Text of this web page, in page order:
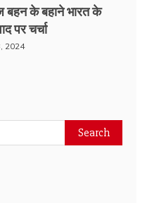
के बहाने भारत के
पर चर्चा
2024